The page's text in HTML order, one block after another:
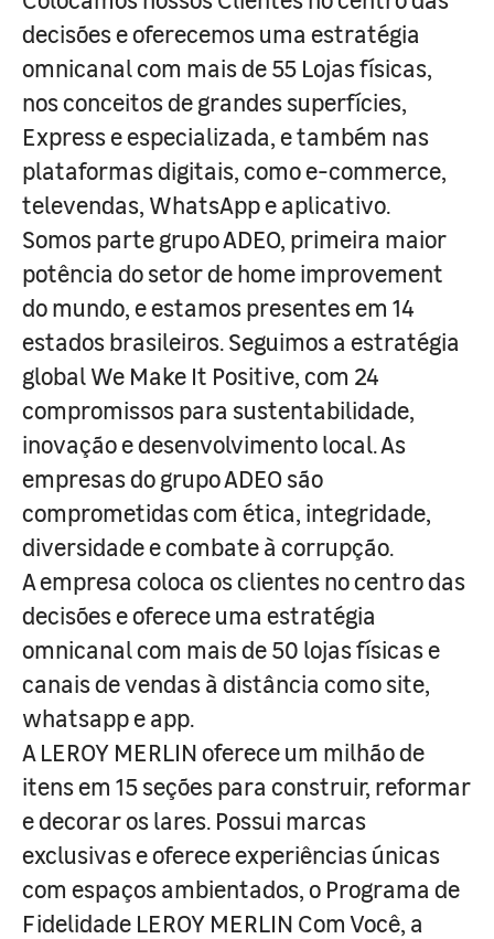
decisões e oferecemos uma estratégia
omnicanal com mais de 55 Lojas físicas,
nos conceitos de grandes superfícies,
Express e especializada, e também nas
plataformas digitais, como e-commerce,
televendas, WhatsApp e aplicativo.
Somos parte grupo ADEO, primeira maior
potência do setor de home improvement
do mundo, e estamos presentes em 14
estados brasileiros. Seguimos a estratégia
global We Make It Positive, com 24
compromissos para sustentabilidade,
inovação e desenvolvimento local. As
empresas do grupo ADEO são
comprometidas com ética, integridade,
diversidade e combate à corrupção.
A empresa coloca os clientes no centro das
decisões e oferece uma estratégia
omnicanal com mais de 50 lojas físicas e
canais de vendas à distância como site,
whatsapp e app.
A LEROY MERLIN oferece um milhão de
itens em 15 seções para construir, reformar
e decorar os lares. Possui marcas
exclusivas e oferece experiências únicas
com espaços ambientados, o Programa de
Fidelidade LEROY MERLIN Com Você, a